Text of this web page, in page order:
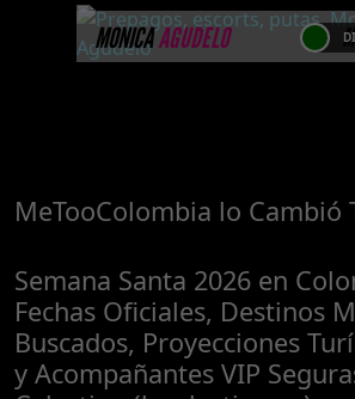
a nuestro Catálogo
Platinum. Selección
CATALOGO PLATINO
MONICAAGUDELO
MONICA AGUDELO
porque están
MÁS INFORMACIÓN
MeTooColombia lo Cambió
Semana Santa 2026 en
Fechas Oficiales, Destinos
Buscados, Proyecciones
y Acompañantes VIP